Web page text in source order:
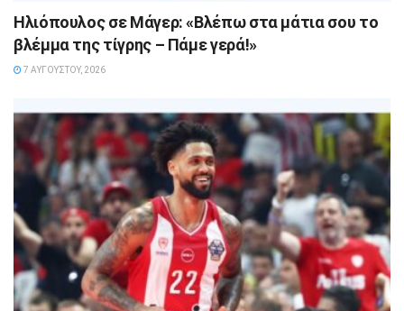
Ηλιόπουλος σε Μάγερ: «Βλέπω στα μάτια σου το
βλέμμα της τίγρης – Πάμε γερά!»
7 ΑΥΓΟΎΣΤΟΥ, 2026